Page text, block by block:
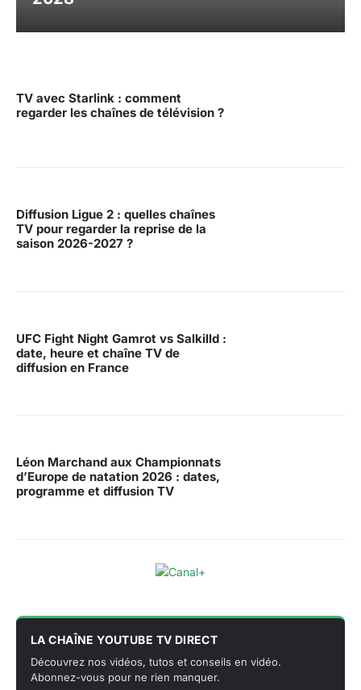
TV avec Starlink : comment
regarder les chaînes de télévision ?
Diffusion Ligue 2 : quelles chaînes
TV pour regarder la reprise de la
saison 2026-2027 ?
UFC Fight Night Gamrot vs Salkilld :
date, heure et chaîne TV de
diffusion en France
Léon Marchand aux Championnats
d’Europe de natation 2026 : dates,
programme et diffusion TV
LA CHAÎNE YOUTUBE TV DIRECT
Découvrez nos vidéos, tutos et conseils en vidéo.
Abonnez-vous pour ne rien manquer.